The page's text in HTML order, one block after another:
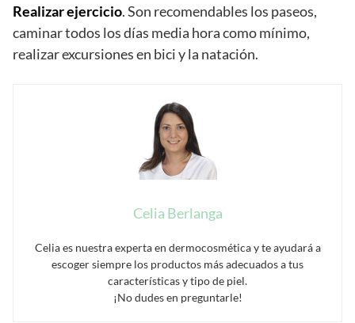
Realizar ejercicio. Son recomendables los paseos,
caminar todos los días media hora como mínimo,
realizar excursiones en bici y la natación.
Celia Berlanga
Celia es nuestra experta en dermocosmética y te ayudará a
escoger siempre los productos más adecuados a tus
características y tipo de piel.
¡No dudes en preguntarle!